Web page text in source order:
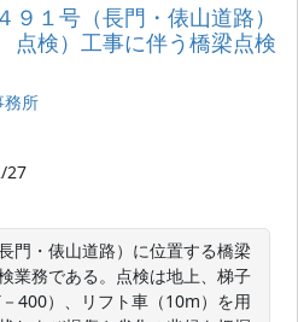
１号（長門・俵山道路）
検）工事に伴う橋梁点検
務所
27
門・俵山道路）に位置する橋梁
業務である。点検は地上、梯子
400）、リフト車（10m）を用